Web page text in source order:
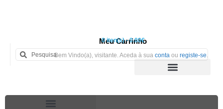
Meu Carrinho
0 iten(s) - 0.00€
Bem Vindo(a), visitante. Aceda à sua conta ou registe-se.